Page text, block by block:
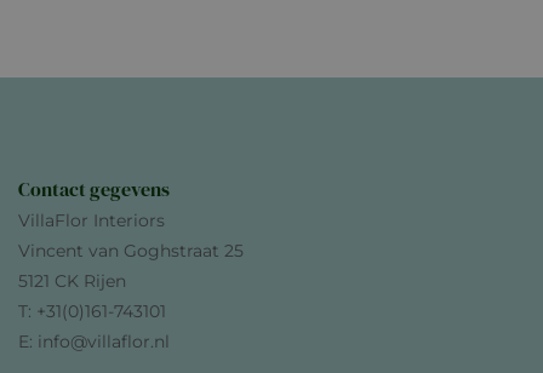
Contact gegevens
VillaFlor Interiors
Vincent van Goghstraat 25
5121 CK Rijen
T: +31(0)161-743101
E: info@villaflor.nl